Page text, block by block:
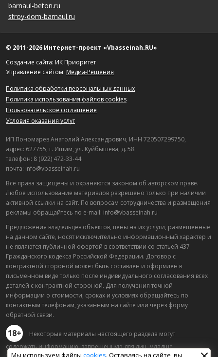
barnaul-beton.ru
stroy-dom-barnaul.ru
© 2011-2026 Интернет-проект «Vbasseinah.RU»
Создание сайта: ИК Приоритет
Управление сайтом: Медиа-Решения
Политика обработки персональных данных
Политика использования файлов cookies
Пользовательское соглашение
Условия оказания услуг
ИП Пономарев Анатолий Александрович, ИНН 720507299750,
адрес: 627755, г. Ишим, ул. Куйбышева, д. 58
телефон: 8 (922) 472-33-44
почта: info@vbasseinah.ru
Все права защищены и охраняются законом об авторском праве.
Любое использование материалов разрешено только при наличии
активной ссылки на сайт. По вопросам сотрудничества и размещения
рекламы обращайтесь по e-mail: info@vbasseinah.ru
Предложения владельцев объектов, цены на их услуги, размещенные
на данном сайте, носят исключительно информационный характер и
не являются публичной офертой в соответствии со статьей 437
Гражданского кодекса Российской Федерации. Договор с
контрактной стороной может быть составлен и оформлен в
письменном виде только после индивидуального согласования всех
деталей с контрактной стороной. Для получения точной
информации о стоимости, сроках и условиях обращайтесь по
контактным телефонам, указанным на сайте или через форму
обратной связи.
18+
Некоторые материалы настоящего раздела могут
содержать информацию, запрещенную для лиц, младше
Мы используем файлы cookies. Оставаясь на сайте, вы